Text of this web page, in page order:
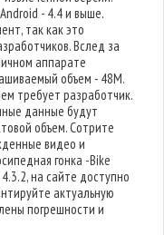
- 4.4 и выше.
так как это
Вслед за
аппарате
объем - 48M.
требует разработчик.
данные будут
объем. Сотрите
видео и
гонка -Bike
на сайте доступно
актуальную
погрешности и